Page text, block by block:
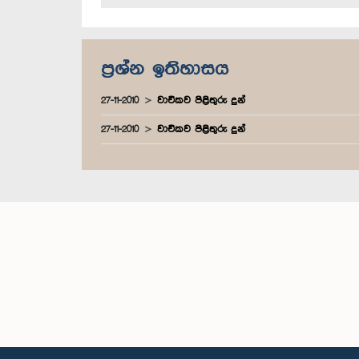
ප්‍රශ්න ඉතිහාසය
27-11-2010 වාචිකව පිළිතුරු දුන්
27-11-2010 වාචිකව පිළිතුරු දුන්